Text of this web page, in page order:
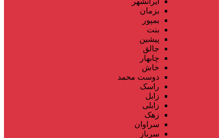
بزمان
بمپور
بنت
پیشین
جالق
چابهار
خاش
دوست محمد
راسک
زابل
زابلی
زهک
سراوان
سرباز